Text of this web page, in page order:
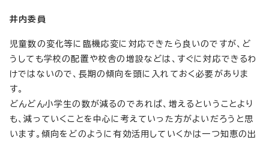
井内委員
児童数の変化等に臨機応変に対応できたら良いのですが、ど
うしても学校の配置や校舎の増設などは、すぐに対応できるわ
けではないので、長期の傾向を頭に入れておく必要がありま
す。
どんどん小学生の数が減るのであれば、増えるということより
も、減っていくことを中心に考えていった方がよいだろうと思
います。傾向をどのように有効活用していくかは一つ知恵の出